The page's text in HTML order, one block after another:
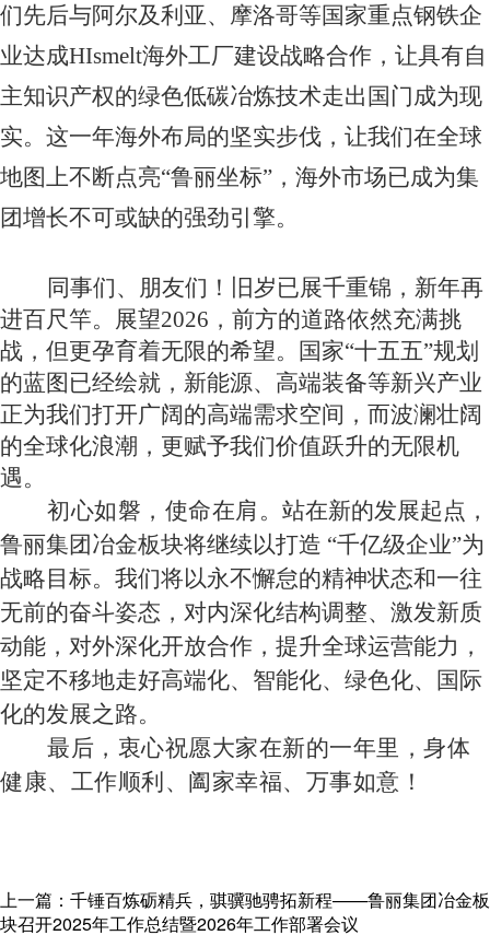
们先后与阿尔及利亚、 摩洛哥等国家重点钢铁企
业达成HIsmelt海外工厂建设战略合作 ，让具有自
主知识产权的绿色低碳冶炼技术走出国门成为现
实。这一年海外布局的坚实步伐，让我们在全球
地图上不断点亮“鲁丽坐标”，海外市场已成为集
团增长不可或缺的强劲引擎。
同事们、朋友们！旧岁已展千重锦，新年再
进百尺竿。展望2026，前方的道路依然充满挑
战，但更孕育着无限的希望。国家“十五五”规划
的蓝图已经绘就，新能源、高端装备等新兴产业
正为我们打开广阔的高端需求空间，而波澜壮阔
的全球化浪潮，更赋予我们价值跃升的无限机
遇。
初心如磐，使命在肩 。 站在新的发展起点，
鲁丽集团冶金板块将继续以打造 “千亿级企业”为
战略目标。我们将以永不懈怠的精神状态和一往
无前的奋斗姿态，对内深化结构调整、激发新质
动能 ，对外深化开放合作，提升全球运营能力，
坚定不移地走好高端化、智能化、绿色化、国际
化的发展之路。
最后，衷心祝愿大家在新的一年里，身体
健康、工作顺利、阖家幸福、万事如意！
上一篇：千锤百炼砺精兵，骐骥驰骋拓新程——鲁丽集团冶金板
块召开2025年工作总结暨2026年工作部署会议